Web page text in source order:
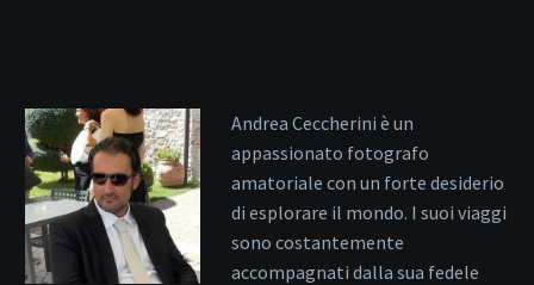
Andrea Ceccherini è un
appassionato fotografo
amatoriale con un forte desiderio
di esplorare il mondo. I suoi viaggi
sono costantemente
accompagnati dalla sua fedele